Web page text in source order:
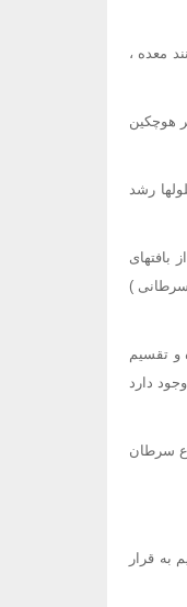
معده ،
هوچکین
رشد
بافتهای
سرطانی )
و تقسیم
دارد
سرطان
به قرار